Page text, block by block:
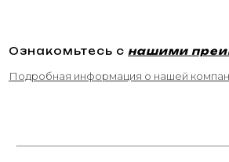
Ознакомьтесь с нашими
Подробная информация о нашей